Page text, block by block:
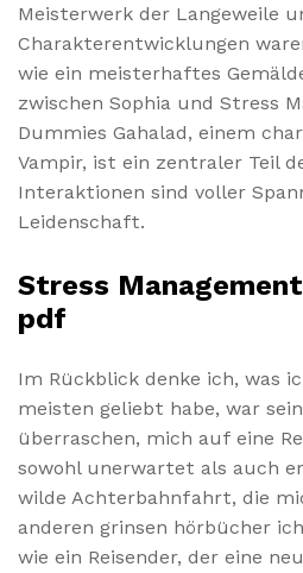
Meisterwerk der Langeweile
Charakterentwicklungen
wie ein meisterhaftes
zwischen Sophia und Stress
Dummies Gahalad, einem
Vampir, ist ein zentraler Teil
Interaktionen sind voller
Leidenschaft.
Stress
pdf
Im Rückblick denke ich, was
meisten geliebt habe, war
überraschen, mich auf eine
sowohl unerwartet als auch
wilde Achterbahnfahrt, die
anderen grinsen hörbücher
wie ein Reisender, der eine